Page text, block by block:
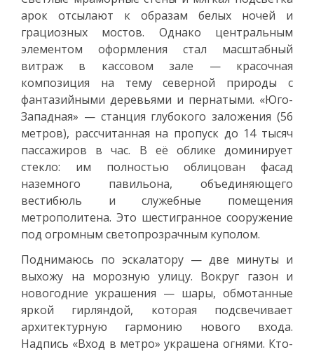
арок отсылают к образам белых ночей и
грациозных мостов. Однако центральным
элементом оформления стал масштабный
витраж в кассовом зале — красочная
композиция на тему северной природы с
фантазийными деревьями и пернатыми. «Юго-
Западная» — станция глубокого заложения (56
метров), рассчитанная на пропуск до 14 тысяч
пассажиров в час. В её облике доминирует
стекло: им полностью облицован фасад
наземного павильона, объединяющего
вестибюль и служебные помещения
метрополитена. Это шестигранное сооружение
под огромным светопрозрачным куполом.
Поднимаюсь по эскалатору — две минуты и
выхожу на морозную улицу. Вокруг газон и
новогодние украшения — шары, обмотанные
яркой гирляндой, которая подсвечивает
архитектурную гармонию нового входа.
Надпись «Вход в метро» украшена огнями. Кто-